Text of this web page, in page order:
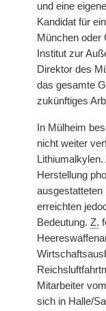
und eine
Kandidat für
München oder
Institut zur
Direktor des
das gesamte
zukünftiges
In Mülheim
nicht weiter
Herstellung
ausgestatteten
erreichten
Bedeutung. Z.
Mitarbeiter
sich in Halle/